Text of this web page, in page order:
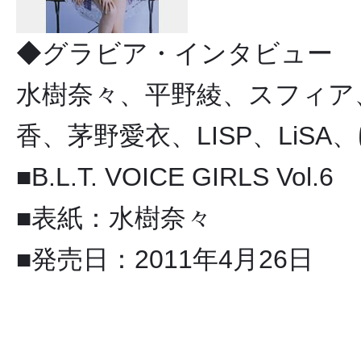
◆グラビア・インタビュー
水樹奈々、平野綾、スフィ
香、茅野愛衣、LISP、LiSA
■B.L.T. VOICE GIRLS Vol.6
■表紙：水樹奈々
■発売日：2011年4月26日